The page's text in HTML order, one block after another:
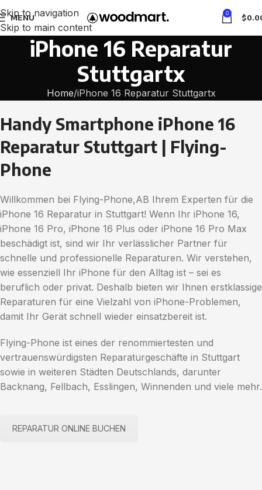
Skip to navigation
Skip to main content
MENU 0 $
iPhone 16 Reparatur
Stuttgartx
Home iPhone 16 Reparatur Stuttgartx
Handy Smartphone iPhone 16
Reparatur Stuttgart | Flying-
Phone
Willkommen bei Flying-Phone,AB Ihrem Experten für die
iPhone 16 Reparatur in Stuttgart! Wenn Ihr iPhone 16,
iPhone 16 Pro, iPhone 16 Plus oder iPhone 16 Pro Max
beschädigt ist, sind wir Ihr verlässlicher Partner für
schnelle und professionelle Reparaturen. Wir verstehen,
wie essenziell Ihr iPhone für den Alltag ist – sei es
beruflich oder privat. Deshalb bieten wir Ihnen erstklassige
Reparaturen für eine Vielzahl von iPhone-Problemen,
damit Ihr Gerät schnell wieder einsatzbereit ist.
Flying-Phone ist eines der renommiertesten und
vertrauenswürdigsten Reparaturgeschäfte in Stuttgart
sowie in weiteren Städten Deutschlands, darunter
Backnang, Fellbach, Esslingen, Winnenden und viele mehr.
REPARATUR ONLINE BUCHEN